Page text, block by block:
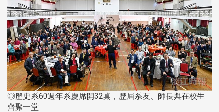
◎歷史系60週年系慶席開32桌，歷屆系友、師長與在校生
齊聚一堂